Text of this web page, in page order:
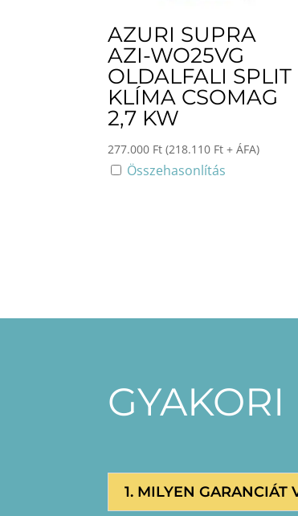
AZURI SUPRA
AZI-WO25VG
OLDALFALI SPLIT
KLÍMA CSOMAG
2,7 KW
277.000 Ft (218.110 Ft + ÁFA)
Összehasonlítás
1. MILYEN